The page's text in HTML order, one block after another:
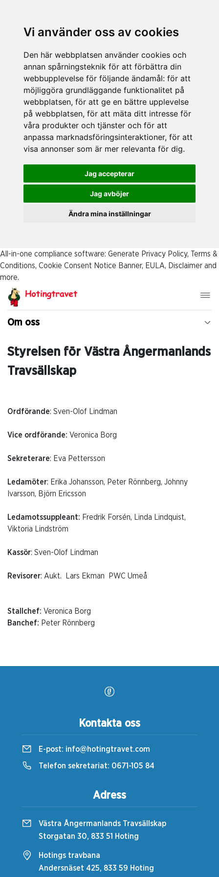
Vi använder oss av cookies
Den här webbplatsen använder cookies och
annan spårningsteknik för att förbättra din
webbupplevelse för följande ändamål: för att
möjliggöra grundläggande funktionalitet på
webbplatsen, för att ge en bättre upplevelse
på webbplatsen, för att mäta ditt intresse för
våra produkter och tjänster och för att
anpassa marknadsföringsinteraktioner, för att
visa annonser som är mer relevanta för dig.
Jag accepterar
Jag avböjer
Ändra mina inställningar
All-in-one compliance software: Generate Privacy Policy, Terms &
Conditions, Cookie Consent Notice Banner, EULA, Disclaimer and
more.
Om oss
Styrelsen för Västra Ångermanlands
Travsällskap
Ordförande: Sven-Olof Lindman
Vice ordförande: Veronica Borg
Sekreterare: Eva Pettersson
Ledamöter: Erika Johansson, Peter Rönnberg, Johnny
Ivarsson, Björn Ericsson
Ledamotssuppleant: Fredrik Forsén, Linda Lindquist,
Viktoria Lindström
Kassör: Sven-Olof Lindman
Revisorer: Aukt. Lars Ekman PWC Umeå
Stallchef: Veronica Borg
Banchef: Peter Rönnberg
Kontakta oss
E-post: info@hotingtravet.com
Telefon sekretariat: 0671-105 84
Adress
Västra Ångermanlands Travsällskap
Storgatan 30, 833 51 Hoting
Hotings travbana
Andersnäset 425, 833 59 Hoting